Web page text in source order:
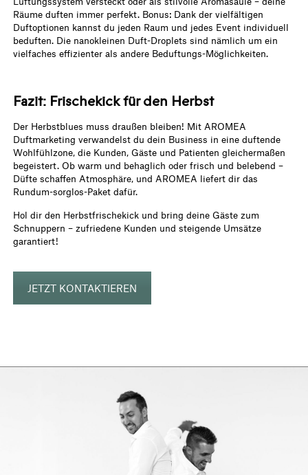
Räume duften immer perfekt. Bonus: Dank der vielfältigen
Duftoptionen kannst du jeden Raum und jedes Event individuell
beduften. Die nanokleinen Duft-Droplets sind nämlich um ein
vielfaches effizienter als andere Beduftungs-Möglichkeiten.
Fazit: Frischekick für den Herbst
Der Herbstblues muss draußen bleiben! Mit AROMEA
Duftmarketing verwandelst du dein Business in eine duftende
Wohlfühlzone, die Kunden, Gäste und Patienten gleichermaßen
begeistert. Ob warm und behaglich oder frisch und belebend –
Düfte schaffen Atmosphäre, und AROMEA liefert dir das
Rundum-sorglos-Paket dafür.
Hol dir den Herbstfrischekick und bring deine Gäste zum
Schnuppern – zufriedene Kunden und steigende Umsätze
garantiert!
JETZT KONTAKTIEREN